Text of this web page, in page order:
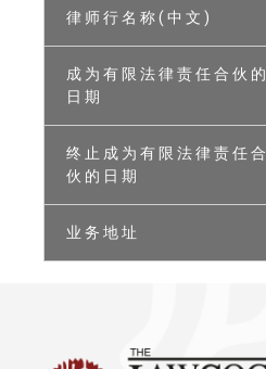
律 师 行 名 称 ( 中 文 )
成 为 有 限 法 律 责 任 合 伙 的
日 期
终 止 成 为 有 限 法 律 责 任 合
伙 的 日 期
业 务 地 址